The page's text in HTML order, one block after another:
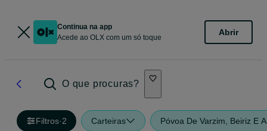
Continua na app
Acede ao OLX com um só toque
Abrir
O que procuras?
Filtros·2 Carteiras Póvoa De Varzim, Beiriz E